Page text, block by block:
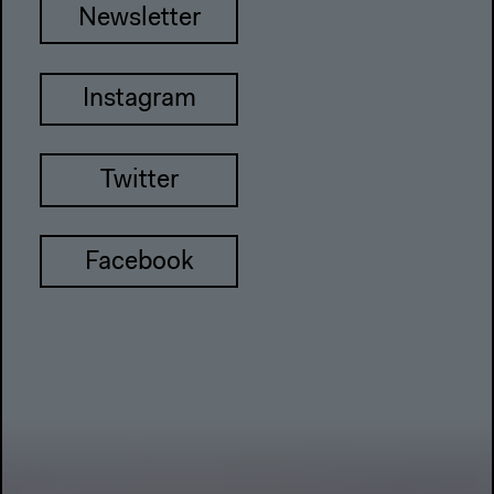
Newsletter
Instagram
Twitter
Facebook